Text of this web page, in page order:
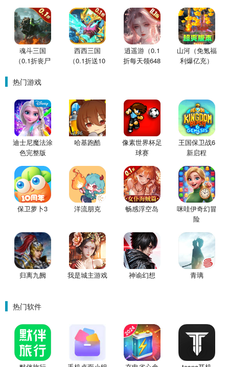
魂斗三国
（0.1折丧尸
西西三国
（0.1折送10
逍遥游（0.1
折每天领648
山河（免氪福
利爆亿充）
热门游戏
迪士尼魔法涂
色完整版
哈基跑酷
像素世界杯足
球赛
王国保卫战6
新启程
保卫萝卜3 洋流朋克 畅感浮空岛
咪哇伊奇幻冒
险
归离九阙 我是城主游戏 神谕幻想 青璃
热门软件